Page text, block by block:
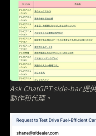
Ask ChatGPT side-bar 提
動作和代理。